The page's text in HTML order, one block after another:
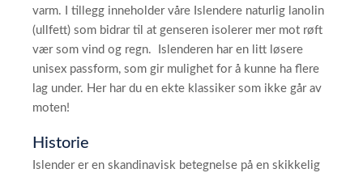
varm. I tillegg inneholder våre Islendere naturlig lanolin
(ullfett) som bidrar til at genseren isolerer mer mot røft
vær som vind og regn. Islenderen har en litt løsere
unisex passform, som gir mulighet for å kunne ha flere
lag under. Her har du en ekte klassiker som ikke går av
moten!
Historie
Islender er en skandinavisk betegnelse på en skikkelig